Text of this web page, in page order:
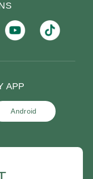
APP
Android